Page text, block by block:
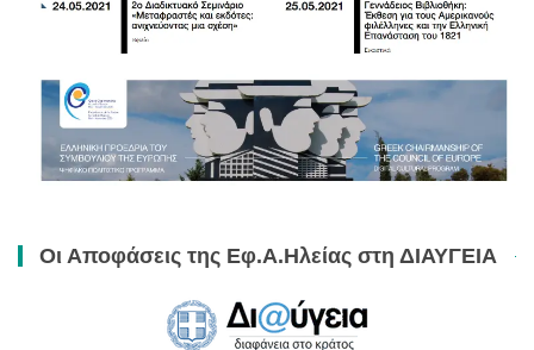
Οι Αποφάσεις της Εφ.Α.Ηλείας στη ΔΙΑΥΓΕΙΑ